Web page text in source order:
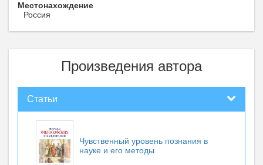
Местонахождение
Россия
Произведения автора
Статьи
Чувственный уровень познания в
науке и его методы